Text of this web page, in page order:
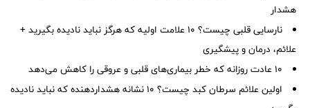
هشدار
نارسایی قلبی چیست؟ ۱۰ علامت اولیه که هرگز نباید نادیده بگیرید +
علائم، درمان و پیشگیری
۱۰ عادت روزانه که خطر بیماری‌های قلبی و عروقی را کاهش می‌دهد
اولین علائم سرطان کبد چیست؟ ۱۰ نشانه هشداردهنده که نباید نادیده